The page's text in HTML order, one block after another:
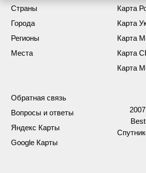
Страны
Города
Регионы
Места
Карта
Карта
Карта
Карта
Карта
Обратная связь
Вопросы и ответы
Яндекс Карты
Google Карты